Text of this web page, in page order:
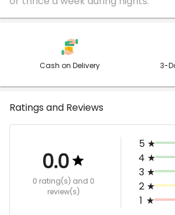
Cash on Delivery 3-
Ratings and Reviews
0.0
0 rating(s) and 0
review(s)
5 ★
4 ★
3 ★
2 ★
1 ★